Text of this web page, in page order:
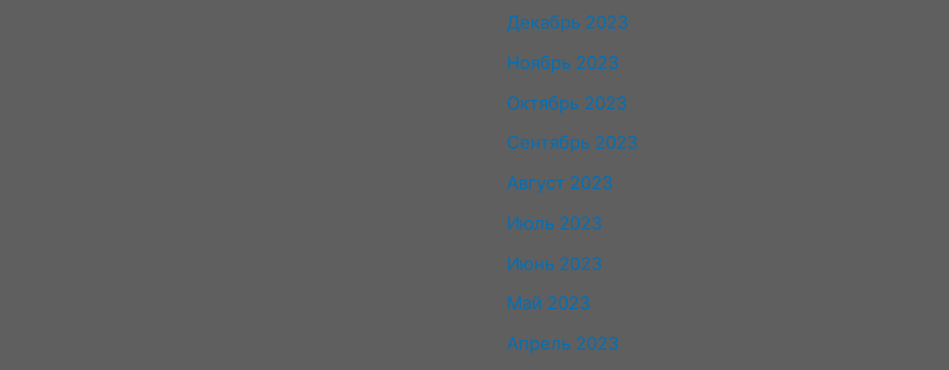
Декабрь 2023
Ноябрь 2023
Октябрь 2023
Сентябрь 2023
Август 2023
Июль 2023
Июнь 2023
Май 2023
Апрель 2023